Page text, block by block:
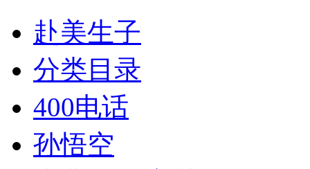
赴美生子
分类目录
400电话
孙悟空